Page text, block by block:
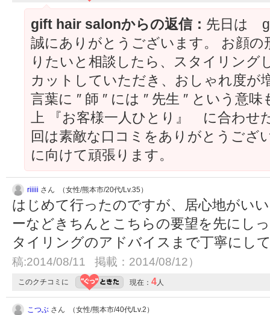
gift hair salonからの返信： 先日は
誠にありがとうございます。 お顔の
りたいと相談したら、スタイリング
カットしていただき、おしゃれ度
言葉に ″ 師 ″ には ″ 先生 ″ という意
上 『お客様一人ひとり』 に合わせ
回は素敵な口コミをありがとうござ
に向けて頑張ります。
riiiii さん （女性/熊本市/20代/Lv.35）
はじめて行ったのですが、居心地がい
ーなどきちんとこちらの要望を先にし
タイリングのアドバイスまで丁寧にし
稿:2014/08/11 掲載：2014/08/12）
このクチコミに 現在： 4人
こつぶ さん （女性/熊本市/40代/Lv.2）